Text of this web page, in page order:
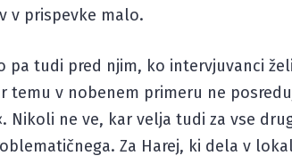
v prispevke malo.
tudi pred njim, ko intervjuvanci
v nobenem primeru ne
ne ve, kar velja tudi za vse
Za Harej, ki dela v